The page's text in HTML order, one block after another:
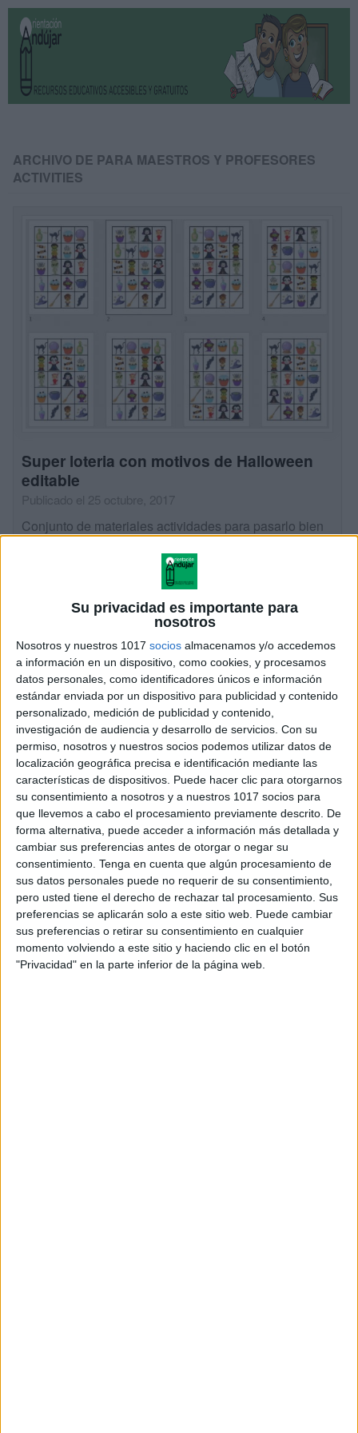
Su privacidad es importante para
nosotros
Nosotros y nuestros 1017 socios almacenamos y/o accedemos
a información en un dispositivo, como cookies, y procesamos
datos personales, como identificadores únicos e información
estándar enviada por un dispositivo para publicidad y contenido
personalizado, medición de publicidad y contenido,
investigación de audiencia y desarrollo de servicios. Con su
permiso, nosotros y nuestros socios podemos utilizar datos de
localización geográfica precisa e identificación mediante las
características de dispositivos. Puede hacer clic para otorgarnos
su consentimiento a nosotros y a nuestros 1017 socios para
que llevemos a cabo el procesamiento previamente descrito. De
forma alternativa, puede acceder a información más detallada y
cambiar sus preferencias antes de otorgar o negar su
consentimiento. Tenga en cuenta que algún procesamiento de
sus datos personales puede no requerir de su consentimiento,
pero usted tiene el derecho de rechazar tal procesamiento. Sus
preferencias se aplicarán solo a este sitio web. Puede cambiar
sus preferencias o retirar su consentimiento en cualquier
momento volviendo a este sitio y haciendo clic en el botón
"Privacidad" en la parte inferior de la página web.
ARCHIVO DE PARA MAESTROS Y PROFESORES
ACTIVITIES
Super loteria con motivos de Halloween
editable
Publicado el 25 octubre, 2017
Conjunto de materiales actividades para pasarlo bien
super loteria con motivos de Halloween editable
Halloween es una fiesta de origen pagano que […]
SEGUIR LEYENDO
2017 Fichas y actividades ATENCIÓN
TDAH para Halloween recopilatorio
Publicado el 19 octubre, 2017
Recopilatorio de Fichas y actividades para trabajar en
esta época de Halloween, que son de gran utilidad
para trabajar con nuestros niños y alumnos. AquÍ